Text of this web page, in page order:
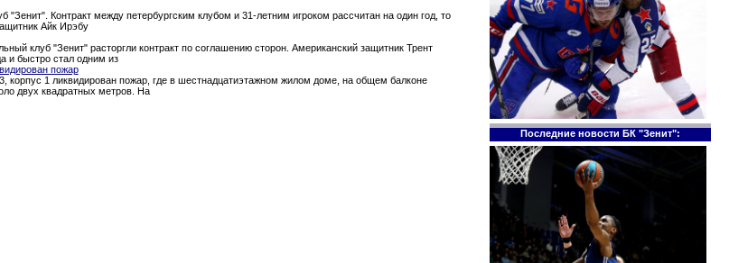
"Зенит". Контракт между петербургским клубом и 31-летним игроком рассчитан на один год, то
Айк Ирэбу
клуб "Зенит" расторгли контракт по соглашению сторон. Американский защитник Трент
и быстро стал одним из
пожар
корпус 1 ликвидирован пожар, где в шестнадцатиэтажном жилом доме, на общем балконе
двух квадратных метров. На
Последние новости БК "Зенит":